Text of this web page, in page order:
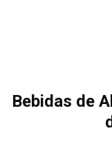
Bebidas de